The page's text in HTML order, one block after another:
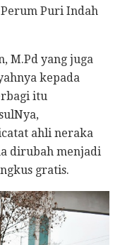
Puri Indah
M.Pd yang juga
kepada
itu
ahli neraka
dirubah menjadi
gratis.